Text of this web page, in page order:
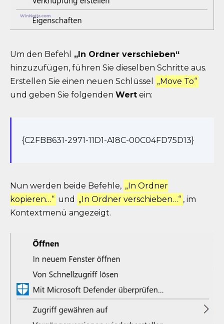
Um den Befehl
„In Ordner verschieben“
hinzuzufügen, führen Sie dieselben Schritte aus.
Erstellen Sie einen neuen Schlüssel
„Move To“
und geben Sie folgenden Wert ein:
{C2FBB631-2971-11D1-A18C-00C04FD75D13}
Nun werden beide Befehle, „In Ordner
kopieren…“ und „In Ordner verschieben…“ , im
Kontextmenü angezeigt.